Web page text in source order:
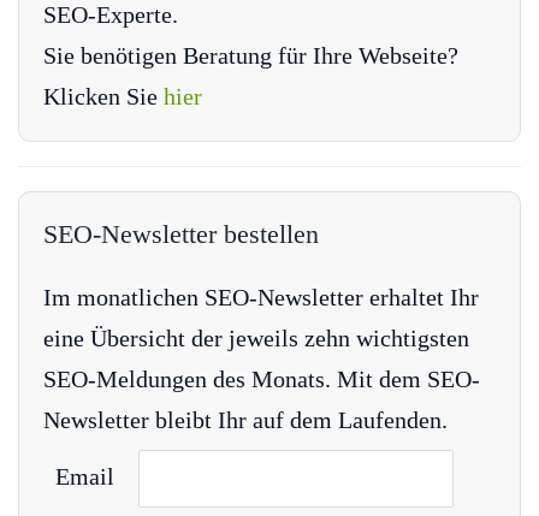
SEO-Experte.
Sie benötigen Beratung für Ihre Webseite?
Klicken Sie hier
SEO-Newsletter bestellen
Im monatlichen SEO-Newsletter erhaltet Ihr
eine Übersicht der jeweils zehn wichtigsten
SEO-Meldungen des Monats. Mit dem SEO-
Newsletter bleibt Ihr auf dem Laufenden.
Email